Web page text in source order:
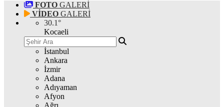
FOTO GALERİ
VİDEO GALERİ
30.1°
Kocaeli
İstanbul
Ankara
İzmir
Adana
Adıyaman
Afyon
Ağrı